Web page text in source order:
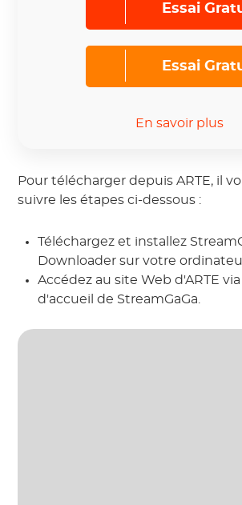
Essai
Essai
En savoir plus
Pour télécharger depuis ARTE, il
suivre les étapes ci-dessous :
Téléchargez et installez
Downloader sur votre
Accédez au site Web d'ARTE
d'accueil de StreamGaGa.